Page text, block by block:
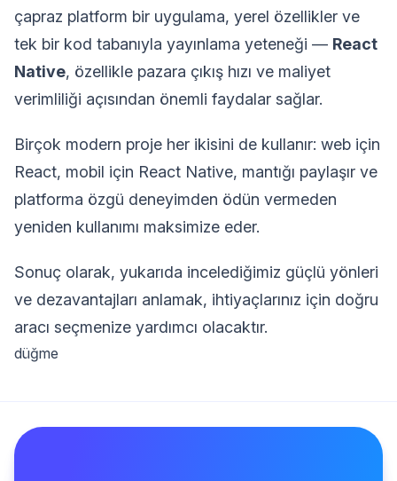
çapraz platform bir uygulama, yerel özellikler ve
tek bir kod tabanıyla yayınlama yeteneği — React
Native, özellikle pazara çıkış hızı ve maliyet
verimliliği açısından önemli faydalar sağlar.
Birçok modern proje her ikisini de kullanır: web için
React, mobil için React Native, mantığı paylaşır ve
platforma özgü deneyimden ödün vermeden
yeniden kullanımı maksimize eder.
Sonuç olarak, yukarıda incelediğimiz güçlü yönleri
ve dezavantajları anlamak, ihtiyaçlarınız için doğru
aracı seçmenize yardımcı olacaktır.
düğme